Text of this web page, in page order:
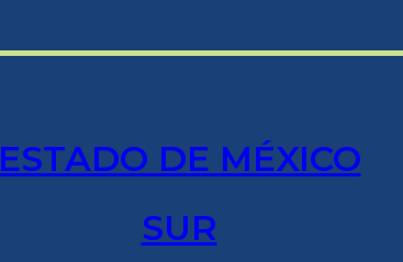
ESTADO DE MÉXICO
SUR